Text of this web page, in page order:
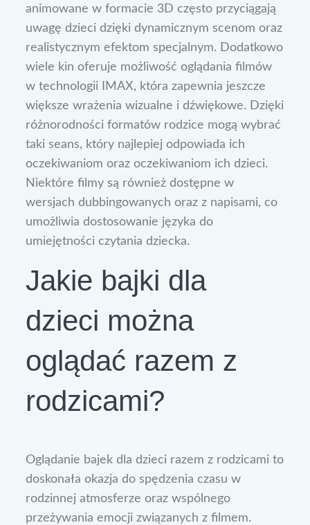
animowane w formacie 3D często przyciągają
uwagę dzieci dzięki dynamicznym scenom oraz
realistycznym efektom specjalnym. Dodatkowo
wiele kin oferuje możliwość oglądania filmów
w technologii IMAX, która zapewnia jeszcze
większe wrażenia wizualne i dźwiękowe. Dzięki
różnorodności formatów rodzice mogą wybrać
taki seans, który najlepiej odpowiada ich
oczekiwaniom oraz oczekiwaniom ich dzieci.
Niektóre filmy są również dostępne w
wersjach dubbingowanych oraz z napisami, co
umożliwia dostosowanie języka do
umiejętności czytania dziecka.
Jakie bajki dla
dzieci można
oglądać razem z
rodzicami?
Oglądanie bajek dla dzieci razem z rodzicami to
doskonała okazja do spędzenia czasu w
rodzinnej atmosferze oraz wspólnego
przeżywania emocji związanych z filmem.